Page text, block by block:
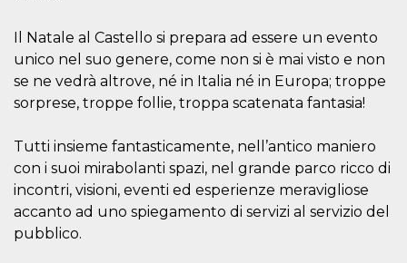
Il Natale al Castello si prepara ad essere un evento
unico nel suo genere, come non si è mai visto e non
se ne vedrà altrove, né in Italia né in Europa; troppe
sorprese, troppe follie, troppa scatenata fantasia!
Tutti insieme fantasticamente, nell’antico maniero
con i suoi mirabolanti spazi, nel grande parco ricco di
incontri, visioni, eventi ed esperienze meravigliose
accanto ad uno spiegamento di servizi al servizio del
pubblico.
utilizzato per le
prestazioni e
l'ottimizzazione
dei servizi di
elaborazione
dei pagamenti,
facilitando la
sul browser per
pagine più
veloci.
Storage declaration